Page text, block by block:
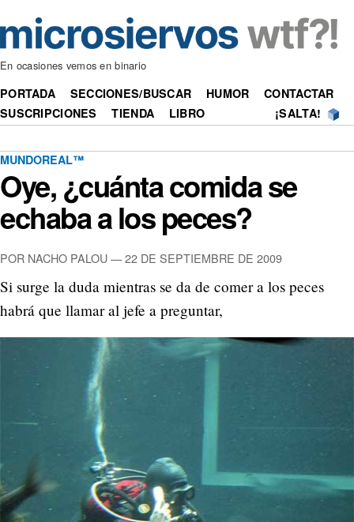
En ocasiones vemos en binario
PORTADA SECCIONES/BUSCAR HUMOR
CONTACTAR
SUSCRIPCIONES
TIENDA LIBRO ¡SALTA!
MUNDOREAL™
Oye, ¿cuánta comida se
echaba a los peces?
POR NACHO PALOU —22 DE SEPTIEMBRE DE 2009
Si surge la duda mientras se da de comer a los peces
habrá que llamar al jefe a preguntar,